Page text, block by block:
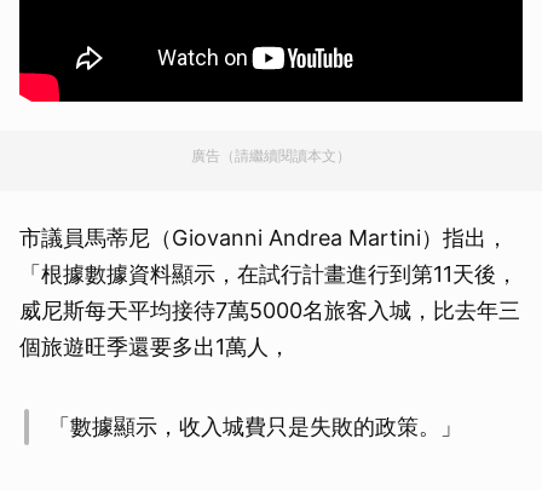
廣告（請繼續閱讀本文）
市議員馬蒂尼（Giovanni Andrea Martini）指出，
「根據數據資料顯示，在試行計畫進行到第11天後，
威尼斯每天平均接待7萬5000名旅客入城，比去年三
個旅遊旺季還要多出1萬人，
「數據顯示，收入城費只是失敗的政策。」